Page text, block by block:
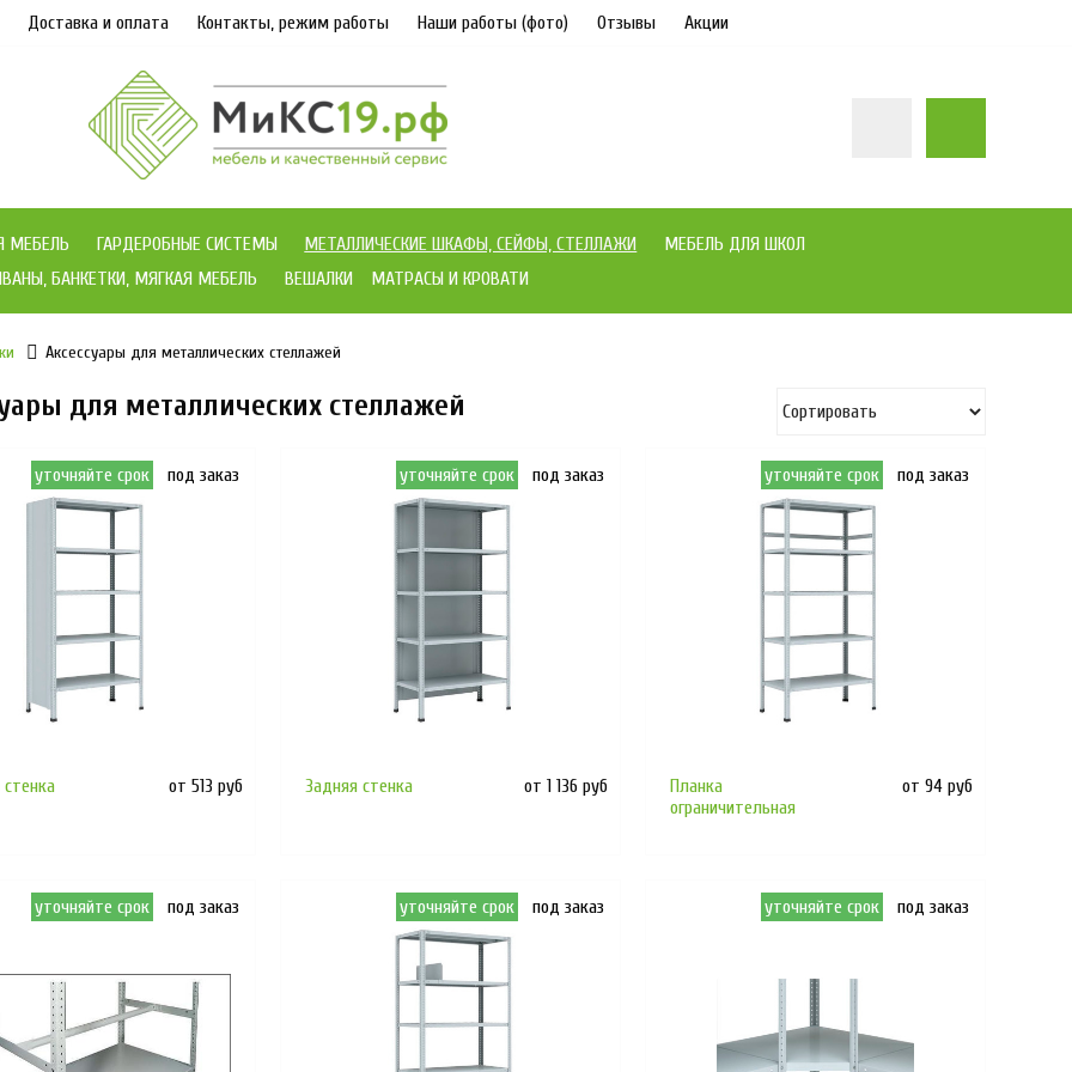
Доставка и оплата Контакты, режим работы Наши работы (фото) Отзывы Акции
МЕБЕЛЬ ГАРДЕРОБНЫЕ СИСТЕМЫ МЕТАЛЛИЧЕСКИЕ ШКАФЫ, СЕЙФЫ, СТЕЛЛАЖИ
МЕБЕЛЬ ДЛЯ ШКОЛ
БАНКЕТКИ, МЯГКАЯ МЕБЕЛЬ
ВЕШАЛКИ МАТРАСЫ И КРОВАТИ
Аксессуары для металлических стеллажей
для металлических стеллажей
уточняйте срок под заказ
от 513 руб
уточняйте срок под заказ
Задняя стенка от 1 136 руб
уточняйте срок под заказ
Планка
ограничительная
от 94 руб
уточняйте срок под заказ уточняйте срок под заказ уточняйте срок под заказ